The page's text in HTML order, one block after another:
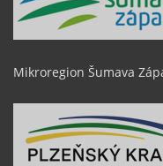
Mikroregion Šumava